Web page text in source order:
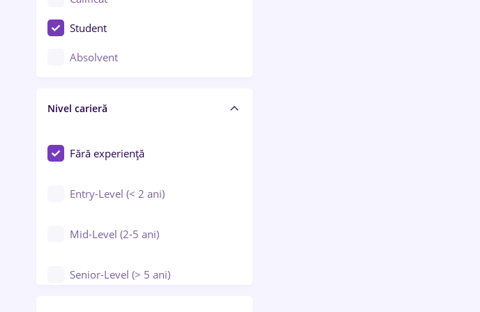
Construcții / Instalații
Controlul calității
Educație / Training / Arte
Student
Absolvent
Nivel carieră
Fără experiență
Entry-Level (< 2 ani)
Mid-Level (2-5 ani)
Senior-Level (> 5 ani)